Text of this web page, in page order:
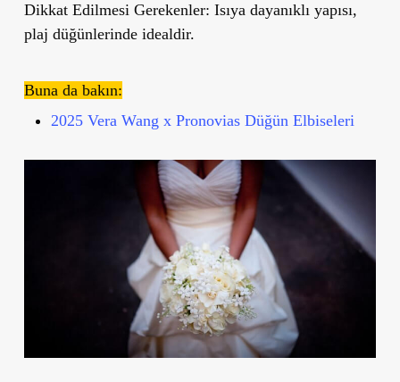
Dikkat Edilmesi Gerekenler: Isıya dayanıklı yapısı,
plaj düğünlerinde idealdir.
Buna da bakın:
2025 Vera Wang x Pronovias Düğün Elbiseleri